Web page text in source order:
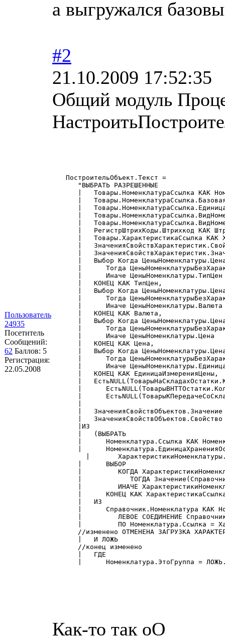
а выгружался
Пользователь
24935
Посетитель
Сообщений:
62 Баллов: 5
Регистрация:
22.05.2008
#2
21.10.2009 17:52:35
Общий модуль
ПостроительОбъект.Текст =
"ВЫБРАТЬ РАЗРЕШЕННЫЕ
|   Товары.НоменклатураСсылка КАК
|
|
|
|
|   РегистрШтрихКоды.Штрихкод КАК
|   Товары.ХарактеристикаСсылка КАК
|
|
|   Выбор Когда ЦеныНоменклатуры.Цена
|      Тогда
|      Иначе ЦеныНоменклатуры.ТипЦен
|   КОНЕЦ КАК ТипЦен,
|   Выбор Когда ЦеныНоменклатуры.Цена
|      Тогда
|      Иначе ЦеныНоменклатуры.Валюта
|   КОНЕЦ КАК Валюта,
|   Выбор Когда ЦеныНоменклатуры.Цена
|      Тогда
|      Иначе ЦеныНоменклатуры.Цена
|   КОНЕЦ КАК Цена,
|   Выбор Когда ЦеныНоменклатуры.Цена
|      Тогда
|      Иначе
|   КОНЕЦ КАК ЕдиницаИзмеренияЦены,
|
|
|
|   ЗначенияСвойствОбъектов.Значение
|   ЗначенияСвойствОбъектов.Свойство
|ИЗ
|   (ВЫБРАТЬ
|      Номенклатура.Ссылка КАК
|
|
|      ВЫБОР
|         КОГДА
|            ТОГДА
|         ИНАЧЕ
|      КОНЕЦ КАК
|   ИЗ
|      Справочник.Номенклатура КАК
|         ЛЕВОЕ СОЕДИНЕНИЕ
|         ПО Номенклатура.Ссылка =
//изменено ОТМЕНЕНА ЗАГРУЗКА
|   И ЛОЖЬ
//конец изменено
|   ГДЕ
|      Номенклатура.ЭтоГруппа =
Как-то так оО